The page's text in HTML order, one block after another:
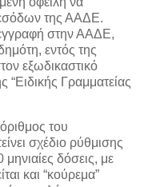
εσόδων της ΑΑΔΕ.
στην ΑΑΔΕ,
εντός της
εξωδικαστικό
Γραμματείας
του
σχέδιο ρύθμισης
δόσεις, με
και “κούρεμα”